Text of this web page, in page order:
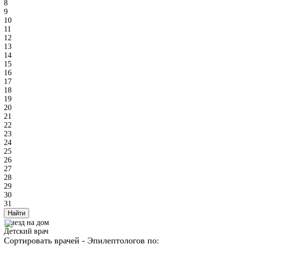
8
9
10
11
12
13
14
15
16
17
18
19
20
21
22
23
24
25
26
27
28
29
30
31
Найти
Выезд на дом
Детский врач
Сортировать врачей - Эпилептологов по: